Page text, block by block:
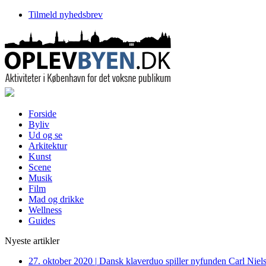
Tilmeld nyhedsbrev
Forside
Byliv
Ud og se
Arkitektur
Kunst
Scene
Musik
Film
Mad og drikke
Wellness
Guides
Nyeste artikler
27. oktober 2020 | Dansk klaverduo spiller nyfunden Carl